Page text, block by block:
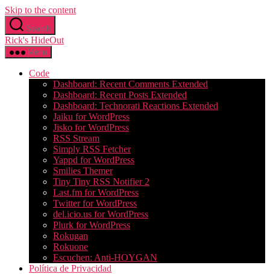
Skip to the content
Search
Rick's HideOut
Menu
Code
Dashboard: Recent Comments Extended
Dashboard: Recent Posts Extended
Dashboard: Technorati Reactions Extended
Jaiku for WordPress
Jisko for WordPress
RSS Stream
Simply RSS Fetcher
Yappd for WordPress
Smilies Themer
Tiny Tiny RSS Notifier 2
Last.fm for WordPress
Twitter for WordPress
del.icio.us for WordPress
Plurk for WordPress
Rokugan
Rokuone
Escuchen: Anti-HOYGAN
Política de Privacidad